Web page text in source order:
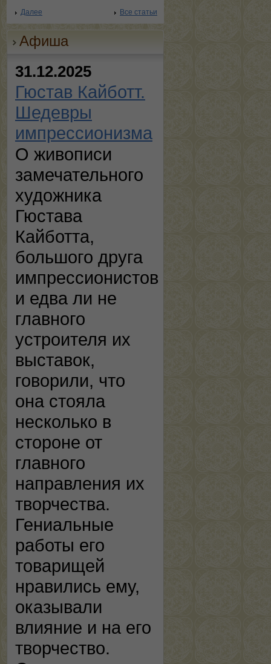
Далее Все статьи
Афиша
31.12.2025
Гюстав Кайботт.
Шедевры
импрессионизма
О живописи
замечательного
художника
Гюстава
Кайботта,
большого друга
импрессионистов
и едва ли не
главного
устроителя их
выставок,
говорили, что
она стояла
несколько в
стороне от
главного
направления их
творчества.
Гениальные
работы его
товарищей
нравились ему,
оказывали
влияние и на его
творчество.